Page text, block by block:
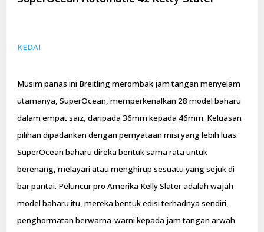
KEDAI
Musim panas ini Breitling merombak jam tangan menyelam
utamanya, SuperOcean, memperkenalkan 28 model baharu
dalam empat saiz, daripada 36mm kepada 46mm. Keluasan
pilihan dipadankan dengan pernyataan misi yang lebih luas:
SuperOcean baharu direka bentuk sama rata untuk
berenang, melayari atau menghirup sesuatu yang sejuk di
bar pantai. Peluncur pro Amerika Kelly Slater adalah wajah
model baharu itu, mereka bentuk edisi terhadnya sendiri,
penghormatan berwarna-warni kepada jam tangan arwah